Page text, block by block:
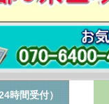
時間受付）